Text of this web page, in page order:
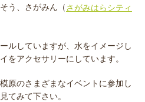
う、さがみん（さがみはらシティ
ルしていますが、水をイメージし
をアクセサリーにしています。
原のさまざまなイベントに参加し
てみて下さい。